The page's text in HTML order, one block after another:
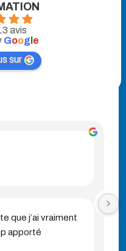
avis
Goog e
sur
les aidants.
et de